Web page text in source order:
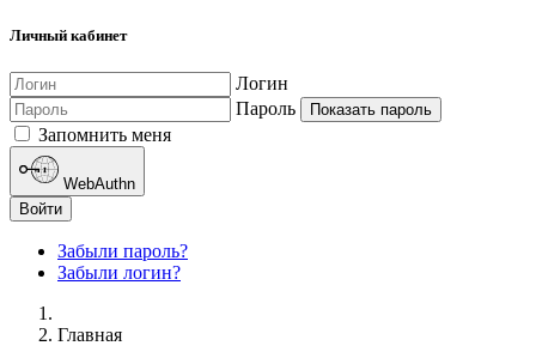
Личный кабинет
Логин
Пароль
Показать пароль
Запомнить меня
WebAuthn
Войти
Забыли пароль?
Забыли логин?
Главная